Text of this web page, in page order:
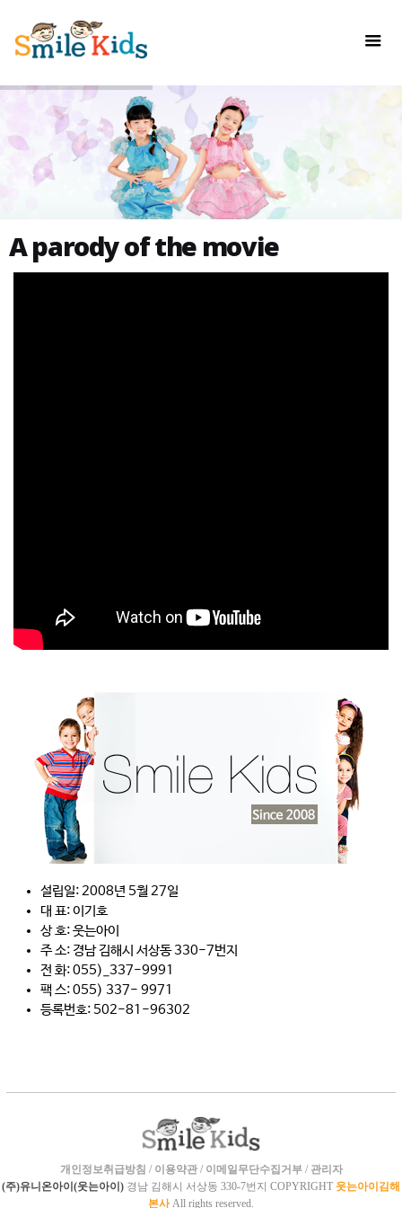
A parody of the movie
설립일: 2008년 5월 27일
대 표: 이기호
상 호: 웃는아이
주 소: 경남 김해시 서상동 330-7번지
전 화: 055)_337-9991
팩 스: 055) 337- 9971
등록번호: 502-81-96302
개인정보취급방침 / 이용약관/ 이메일무단수집거부/ 관리자
(주)유니온아이(웃는아이) 경남 김해시 서상동 330-7번지 COPYRIGHT 웃는아이김해
본사All rights reserved.